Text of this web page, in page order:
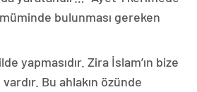
bulunması gereken
yapmasıdır. Zira İslam’ın bize
Bu ahlakın özünde